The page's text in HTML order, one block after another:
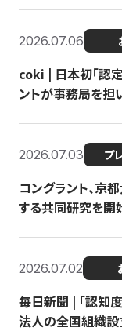
2026.07.06
coki | 日本初「認
ントが事務局を担
2026.07.03 プ
コングラント、京
する共同研究を開
2026.07.02
毎日新聞 | 「認知
法人の全国組織